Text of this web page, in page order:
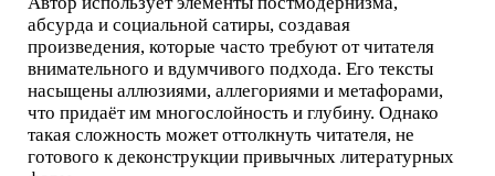
абсурда и социальной сатиры, создавая
произведения, которые часто требуют от читателя
внимательного и вдумчивого подхода. Его тексты
насыщены аллюзиями, аллегориями и метафорами,
что придаёт им многослойность и глубину. Однако
такая сложность может оттолкнуть читателя, не
готового к деконструкции привычных литературных